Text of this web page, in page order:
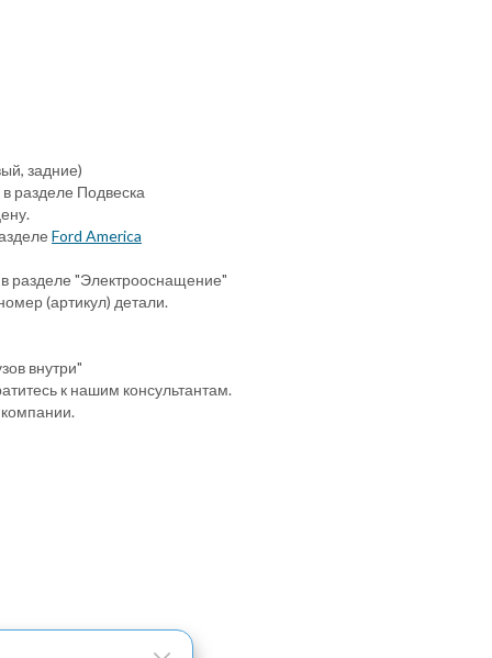
задние)
разделе Подвеска
Ford America
разделе "Электрооснащение"
(артикул) детали.
внутри"
к нашим консультантам.